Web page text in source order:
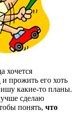
хочется
прожить его хоть
какие-то планы.
сделаю
понять, что